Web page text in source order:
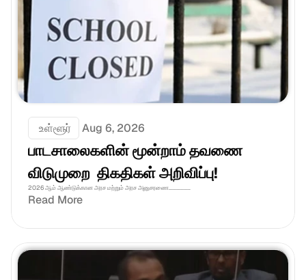
உள்ளூர் Aug 6, 2026
பாடசாலைகளின் மூன்றாம் தவணை
விடுமுறை  திகதிகள் அறிவிப்பு!
2026 ஆம் ஆண்டுக்கான அரச மற்றும் அரச அனுசரணை................
Read More